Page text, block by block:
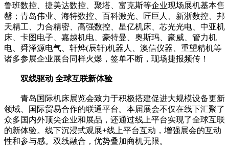
鲁班数控、捷美达数控、聚塔、富克斯等企业现场展机基本售
罄；青岛伟业、海特数控、百科激光、匠巨人、新浙数控、邦
天精工、力合精密、高强数控、星亿机床、芯光光电、中亚机
床、卡图电子、嘉越机电、豪特曼、奥斯玛、豪威、管力机
电、舜泽源电气、轩烨(辰轩)机器人、澳信仪器、重望精机等
诸多参展企业展台同样火爆，签单不断，现场捷报频传！
双线驱动 全球互联新体验
青岛国际机床展览会致力于积极搭建促进大规模设备更新
领域、国际贸易合作的联通平台。本届展会不仅在线下汇聚了
众多国内外顶尖企业和展品，还通过线上平台实现了全球互联
的新体验。线下沉浸式观展+线上平台互动，增强展会的互动
性和参与感。双线融合，优势叠加商机无限。